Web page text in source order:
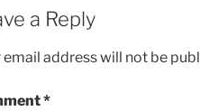
a Reply
email address will not be
*